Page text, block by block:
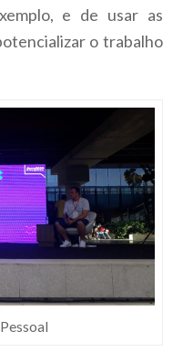
e de usar as
o trabalho